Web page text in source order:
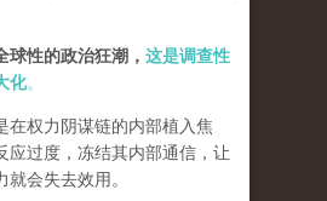
球性的政治狂潮， 这是调查性
化。
在权力阴谋链的内部植入焦
应过度，冻结其内部通信，让
会失去效用。